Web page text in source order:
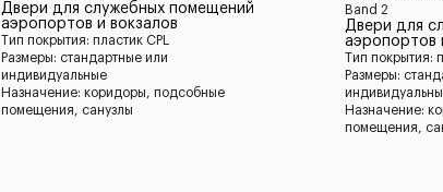
Двери для служебных помещений
аэропортов и вокзалов
Тип покрытия: пластик CPL
Размеры: стандартные или
индивидуальные
Назначение: коридоры, подсобные
помещения, санузлы
Band 2
Двери для
аэропортов
Тип покрытия:
Размеры:
Назначение:
помещения,